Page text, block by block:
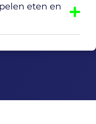
eten en